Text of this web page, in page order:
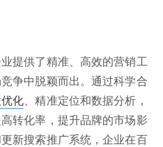
提供了精准、高效的营销工
争中脱颖而出。通过科学合
化 、精准定位和数据分析，
转化率，提升品牌的市场影
新搜索推广系统，企业在百